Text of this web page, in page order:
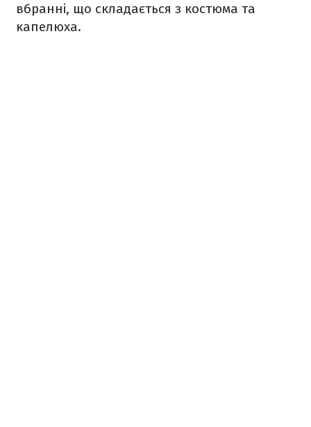
вбранні, що складається з костюма та
капелюха.